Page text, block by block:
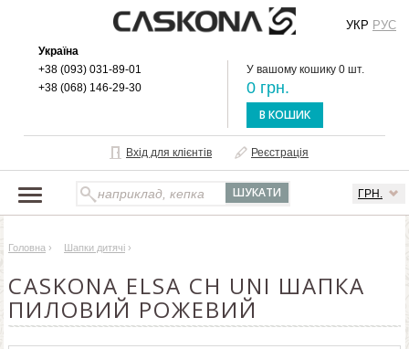
Україна
+38 (093) 031-89-01
+38 (068) 146-29-30
У вашому кошику 0 шт.
0 грн.
В КОШИК
Вхід для клієнтів Реєстрація
ГРН.
УКР РУС
ПРО БРЕНД
ДОСТАВКА І ОПЛАТА
ОПТОВИМ КЛІЄНТАМ
Головна › Шапки дитячі ›
CASKONA ELSA CH UNI ШАПКА
ПИЛОВИЙ РОЖЕВИЙ